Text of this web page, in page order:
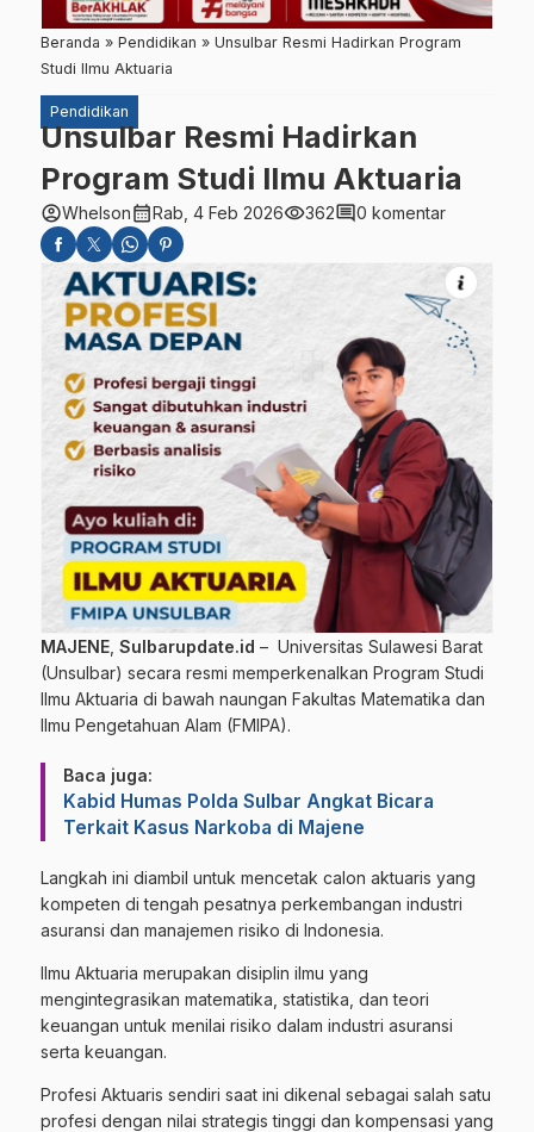
Beranda » Pendidikan » Unsulbar Resmi Hadirkan Program
Studi Ilmu Aktuaria
Pendidikan
Unsulbar Resmi Hadirkan
Program Studi Ilmu Aktuaria
account_circleWhelsoncalendar_monthRab, 4 Feb 2026visibility362comment0 komentar
MAJENE Sulbarupdate.id – Universitas Sulawesi Barat
(Unsulbar) secara resmi memperkenalkan Program Studi
Ilmu Aktuaria di bawah naungan Fakultas Matematika dan
Ilmu Pengetahuan Alam (FMIPA).
Baca juga:
Kabid Humas Polda Sulbar Angkat Bicara
Terkait Kasus Narkoba di Majene
Langkah ini diambil untuk mencetak calon aktuaris yang
kompeten di tengah pesatnya perkembangan industri
asuransi dan manajemen risiko di Indonesia.
Ilmu Aktuaria merupakan disiplin ilmu yang
mengintegrasikan matematika, statistika, dan teori
keuangan untuk menilai risiko dalam industri asuransi
serta keuangan.
Profesi Aktuaris sendiri saat ini dikenal sebagai salah satu
profesi dengan nilai strategis tinggi dan kompensasi yang